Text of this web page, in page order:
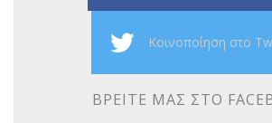
Κοινοποίηση στο
ΒΡΕΊΤΕ ΜΑΣ ΣΤΟ